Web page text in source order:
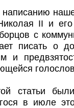
II и
с
писать о
и
статьи
в июле